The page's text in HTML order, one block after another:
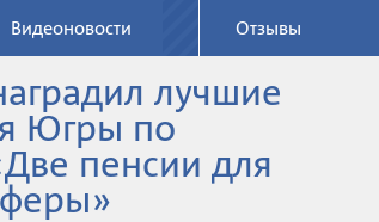
Видеоновости Отзывы
лучшие
Югры по
пенсии для